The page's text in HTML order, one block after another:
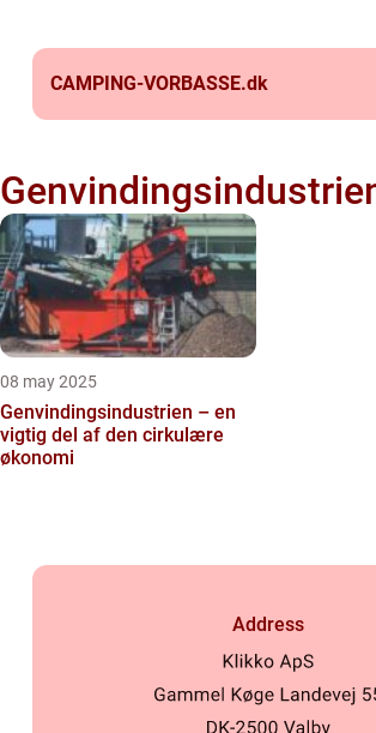
CAMPING-VORBASSE.dk
08 may 2025
Genvindingsindustrien – en
vigtig del af den cirkulære
økonomi
Address